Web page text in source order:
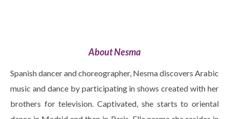
About Nesma
Spanish dancer and choreographer, Nesma discovers Arabic
music and dance by participating in shows created with her
brothers for television. Captivated, she starts to oriental